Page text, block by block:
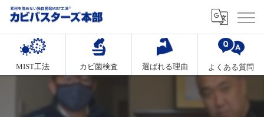
MIST工法 カビ菌検査 選ばれる理由 よくある質問